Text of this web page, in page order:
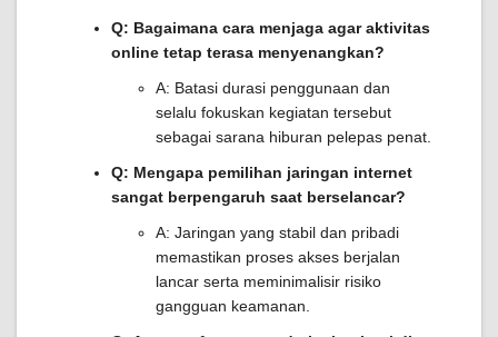
Q: Bagaimana cara menjaga agar aktivitas
online tetap terasa menyenangkan?
A: Batasi durasi penggunaan dan
selalu fokuskan kegiatan tersebut
sebagai sarana hiburan pelepas penat.
Q: Mengapa pemilihan jaringan internet
sangat berpengaruh saat berselancar?
A: Jaringan yang stabil dan pribadi
memastikan proses akses berjalan
lancar serta meminimalisir risiko
gangguan keamanan.